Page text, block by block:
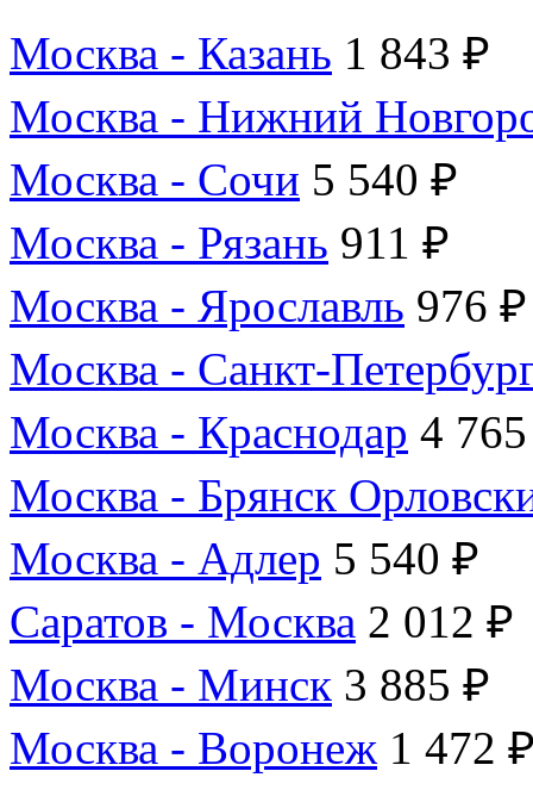
Москва - Казань 1 843 ₽
Москва - Нижний
Москва - Сочи 5 540 ₽
Москва - Рязань 911 ₽
Москва - Ярославль 976 ₽
Москва - Санкт-
Москва - Краснодар 4
Москва - Брянск
Москва - Адлер 5 540 ₽
Саратов - Москва 2 012 ₽
Москва - Минск 3 885 ₽
Москва - Воронеж 1 472